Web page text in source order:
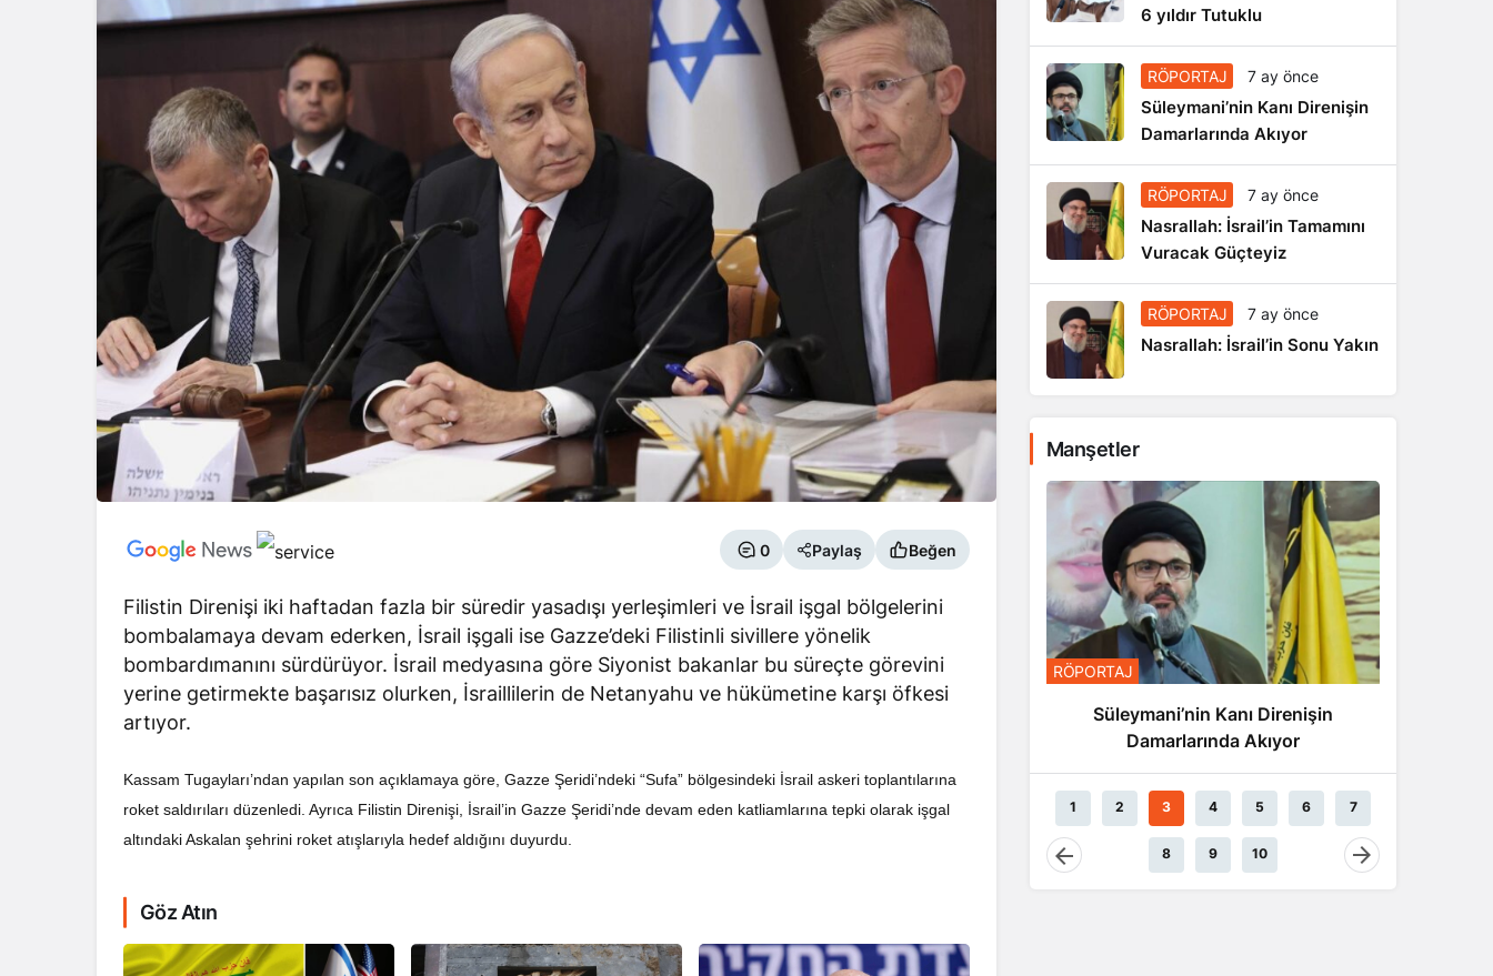
0 Paylaş Beğen
Filistin Direnişi iki haftadan fazla bir süredir yasadışı yerleşimleri ve İsrail işgal bölgelerini
bombalamaya devam ederken, İsrail işgali ise Gazze’deki Filistinli sivillere yönelik
bombardımanını sürdürüyor. İsrail medyasına göre Siyonist bakanlar bu süreçte görevini
yerine getirmekte başarısız olurken, İsraillilerin de Netanyahu ve hükümetine karşı öfkesi
artıyor.
Kassam Tugayları’ndan yapılan son açıklamaya göre, Gazze Şeridi’ndeki “Sufa” bölgesindeki İsrail askeri toplantılarına
roket saldırıları düzenledi. Ayrıca Filistin Direnişi, İsrail’in Gazze Şeridi’nde devam eden katliamlarına tepki olarak işgal
altındaki Askalan şehrini roket atışlarıyla hedef aldığını duyurdu.
Göz Atın
6 yıldır Tutuklu
RÖPORTAJ 7 ay önce
Süleymani’nin Kanı Direnişin
Damarlarında Akıyor
RÖPORTAJ 7 ay önce
Nasrallah: İsrail’in Tamamını
Vuracak Güçteyiz
RÖPORTAJ 7 ay önce
Nasrallah: İsrail’in Sonu Yakın
Manşetler
RÖPORTAJ RÖPORTAJ RÖPORTAJ
Süleymani’nin Kanı Direnişin
Damarlarında Akıyor
1 2 3 4 5 6 7
8 9 10